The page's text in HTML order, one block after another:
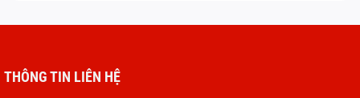
THÔNG TIN LIÊN HỆ